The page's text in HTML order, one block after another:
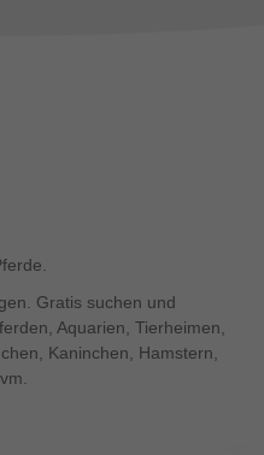
Gratis suchen und
Aquarien, Tierheimen,
Kaninchen, Hamstern,